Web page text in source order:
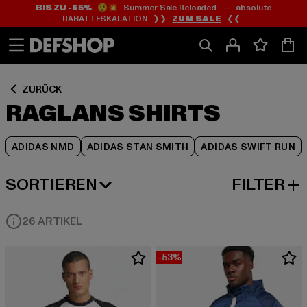
Zum
Inhalt
springen
Zum
Fußzeile
springen
BIS ZU -65%😲💥 Summer Sale Reloaded — absolute
RABATTESKALATION ❯❯ ZUM SALE ❮❮
ZURÜCK
RAGLANS SHIRTS
ADIDAS NMD ADIDAS STAN SMITH ADIDAS SWIFT RUN
Zum
Produktraster
springen
SORTIEREN
NEUESTE FILTER
26 ARTIKEL
-53%